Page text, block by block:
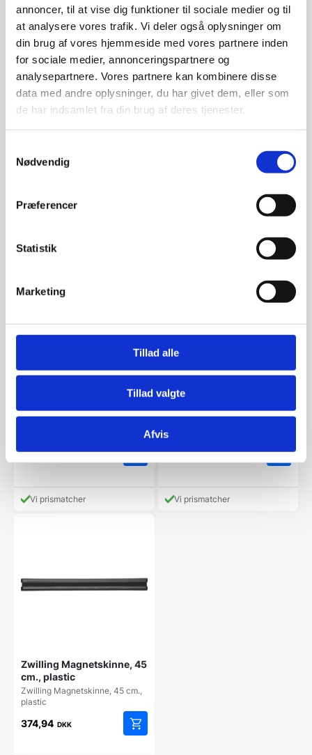
annoncer, til at vise dig funktioner til sociale medier og til
at analysere vores trafik. Vi deler også oplysninger om
din brug af vores hjemmeside med vores partnere inden
for sociale medier, annonceringspartnere og
analysepartnere. Vores partnere kan kombinere disse
data med andre oplysninger, du har givet dem, eller som
de har indsamlet fra din brug af deres tjenester.
Nødvendig
Præferencer
Statistik
Marketing
Tillad alle
Tillad valgte
Afvis
Yaxell knivmagnet – 35
cm. Mørk Bambus
fra YAXELL. Magneten gemmer
DKKDen
var:
aktuelle
319,96 DKK.
Yaxell knivmagnet – 35
cm. Lys Bambus
Flot knivmagnet i lyst Bambus
fra YAXELL. Magneten gemmer
349,00 DKK.
Zwilling Magnetskinne, 45 cm.,
474,94
Vi prismatcher
Bøgetræ – 40 cm
Denne knivmagnet fra Adlon3 er
smukke…
799,00
Vi prismatcher
Zwilling Magnetskinne, 45
cm., plastic
Zwilling Magnetskinne, 45 cm.,
plastic
374,94 DKK